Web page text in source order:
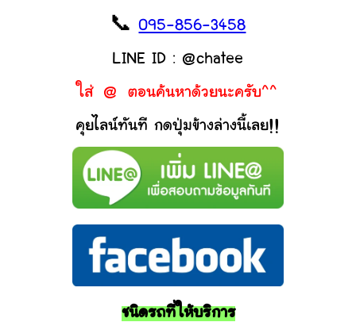
📞095-856-3458
LINE ID : @chatee
ใส่ @ ตอนค้นหาด้วยนะครับ^^
คุยไลน์ทันที กดปุ่มข้างล่างนี้เลย!!
ชนิดรถที่ให้บริการ